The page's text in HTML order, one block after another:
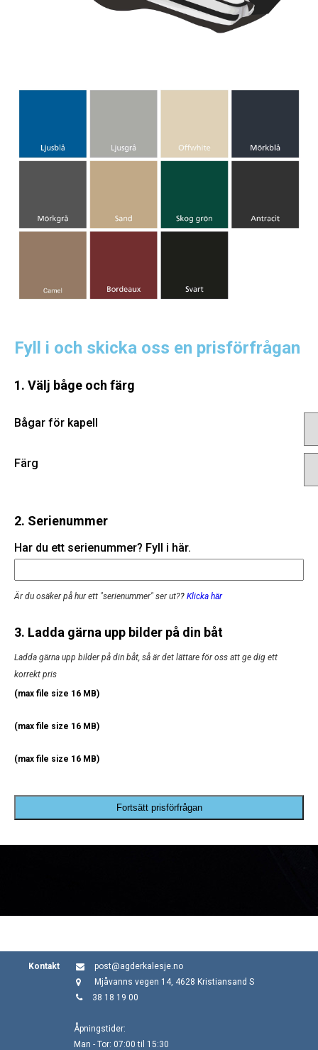
Fyll i och skicka oss en prisförfrågan
1. Välj båge och färg
Bågar för kapell
Färg
2. Serienummer
Har du ett serienummer? Fyll i här.
Är du osäker på hur ett "serienummer" ser ut?? Klicka här
3. Ladda gärna upp bilder på din båt
Ladda gärna upp bilder på din båt, så är det lättare för oss att ge dig ett
korrekt pris
(max file size 16 MB)
(max file size 16 MB)
(max file size 16 MB)
Fortsätt prisförfrågan
Kontakt
post@agderkalesje.no
Mjåvanns vegen 14, 4628 Kristiansand S
38 18 19 00
Åpningstider:
Man - Tor: 07:00 til 15:30